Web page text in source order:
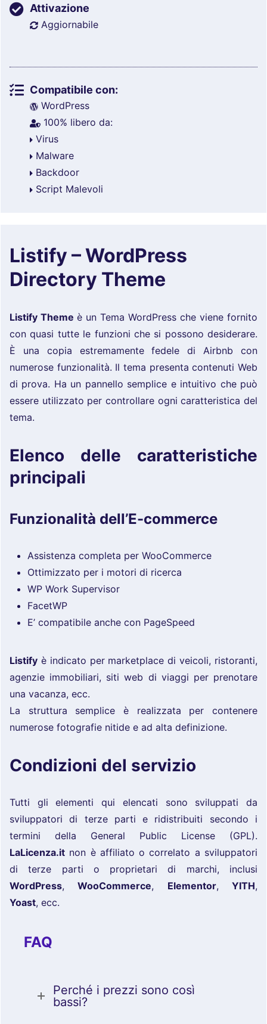
Attivazione
Aggiornabile
Compatibile con:
WordPress
100% libero da:
Virus
Malware
Backdoor
Script Malevoli
Listify – WordPress
Directory Theme
Listify Theme è un Tema WordPress che viene fornito
con quasi tutte le funzioni che si possono desiderare.
È una copia estremamente fedele di Airbnb con
numerose funzionalità. Il tema presenta contenuti Web
di prova. Ha un pannello semplice e intuitivo che può
essere utilizzato per controllare ogni caratteristica del
tema.
Elenco delle caratteristiche
principali
Funzionalità dell’E-commerce
Assistenza completa per WooCommerce
Ottimizzato per i motori di ricerca
WP Work Supervisor
FacetWP
E’ compatibile anche con PageSpeed
Listify è indicato per marketplace di veicoli, ristoranti,
agenzie immobiliari, siti web di viaggi per prenotare
una vacanza, ecc.
La struttura semplice è realizzata per contenere
numerose fotografie nitide e ad alta definizione.
Condizioni del servizio
Tutti gli elementi qui elencati sono sviluppati da
sviluppatori di terze parti e ridistribuiti secondo i
termini della General Public License (GPL).
LaLicenza.it non è affiliato o correlato a sviluppatori
di terze parti o proprietari di marchi, inclusi
WordPress,WooCommerce, Elementor,YITH,
Yoast, ecc.
FAQ
Perché i prezzi sono così
bassi?